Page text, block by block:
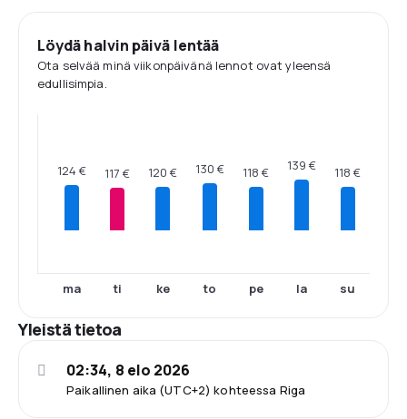
Löydä halvin päivä lentää
Ota selvää minä viikonpäivänä lennot ovat yleensä
edullisimpia.
124 €
ma
117 €
ti
120 €
ke
130 €
to
118 €
pe
139 €
la
118 €
su
Yleistä tietoa
Paikallinen aika (UTC+2) kohteessa Riga
02:34, 8 elo 2026